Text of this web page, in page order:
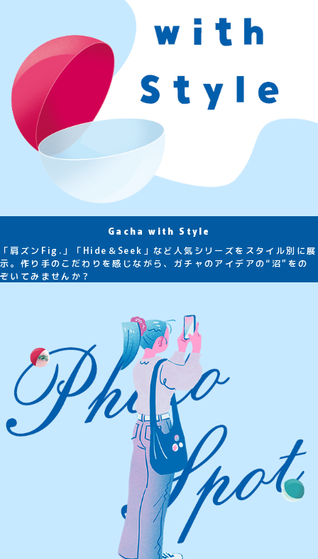
Gacha with Style
「肩ズンFig.」「Hide＆Seek」など人気シリーズをスタイル別に展
示。作り手のこだわりを感じながら、ガチャのアイデアの“沼”をの
ぞいてみませんか？